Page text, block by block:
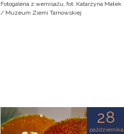
Fotogaleria z wernisażu, fot: Katarzyna Małek
/ Muzeum Ziemi Tarnowskiej
28
października